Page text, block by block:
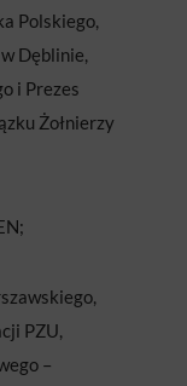
Polskiego,
Dęblinie,
i Prezes
Żołnierzy
PZU,
–